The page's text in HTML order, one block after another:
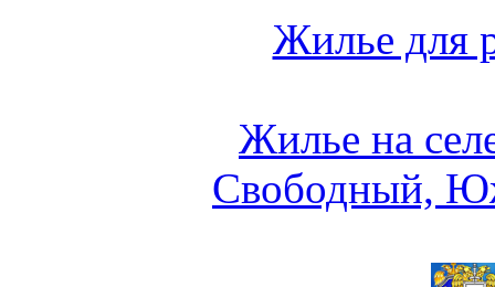
Жилье для
Жилье на
Свободный,